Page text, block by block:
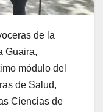
de la
Guaira,
módulo del
de Salud,
Ciencias de